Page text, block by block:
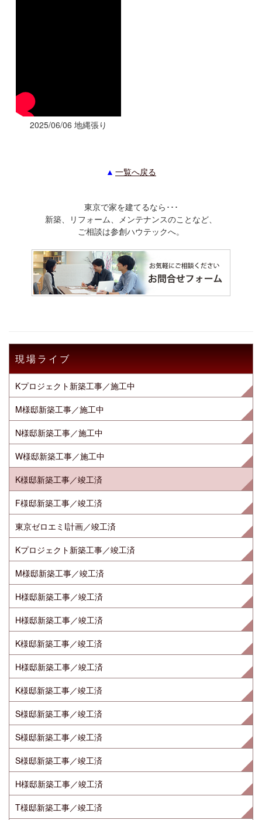
2025/06/06 地縄張り
一覧へ戻る
東京で家を建てるなら･･･
新築、リフォーム、メンテナンスのことなど、
ご相談は参創ハウテックへ。
現場ライブ
Kプロジェクト新築工事／施工中
M様邸新築工事／施工中
N様邸新築工事／施工中
W様邸新築工事／施工中
K様邸新築工事／竣工済
F様邸新築工事／竣工済
東京ゼロエミI計画／竣工済
Kプロジェクト新築工事／竣工済
M様邸新築工事／竣工済
H様邸新築工事／竣工済
H様邸新築工事／竣工済
K様邸新築工事／竣工済
H様邸新築工事／竣工済
K様邸新築工事／竣工済
S様邸新築工事／竣工済
S様邸新築工事／竣工済
S様邸新築工事／竣工済
H様邸新築工事／竣工済
T様邸新築工事／竣工済